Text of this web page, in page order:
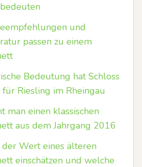
und
passen zu einem
Bedeutung hat Schloss
für Riesling im Rheingau
man einen klassischen
aus dem Jahrgang 2016
Wert eines älteren
einschätzen und welche